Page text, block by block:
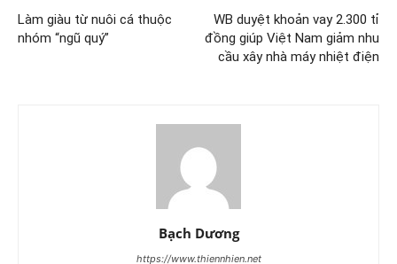
Làm giàu từ nuôi cá thuộc
nhóm “ngũ quý”
WB duyệt khoản vay 2.300 tỉ
đồng giúp Việt Nam giảm nhu
cầu xây nhà máy nhiệt điện
Bạch Dương
https://www.thiennhien.net